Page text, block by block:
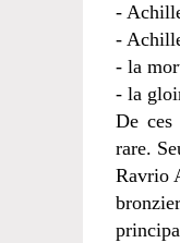
-
-
- la
- la
De ces
rare.
Ravrio